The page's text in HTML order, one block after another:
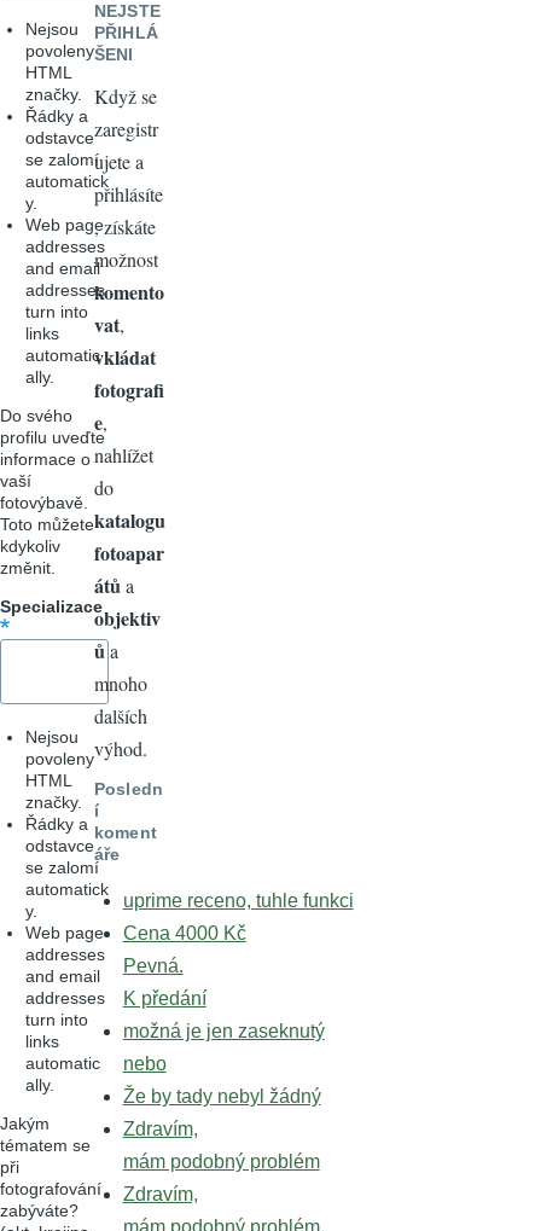
Nejsou
povoleny
HTML
značky.
Řádky a
odstavce
se zalomí
automatick
y.
Web page
addresses
and email
addresses
turn into
links
automatic
ally.
Do svého
profilu uveďte
informace o
vaší
fotovýbavě.
Toto můžete
kdykoliv
změnit.
Specializace
Nejsou
povoleny
HTML
značky.
Řádky a
odstavce
se zalomí
automatick
y.
Web page
addresses
and email
addresses
turn into
links
automatic
ally.
Jakým
tématem se
při
fotografování
zabýváte?
NEJSTE
PŘIHLÁ
ŠENI
Když se
zaregistr
ujete a
přihlásíte
, získáte
možnost
komento
vat,
vkládat
fotografi
e,
nahlížet
do
katalogu
fotoapar
átů a
objektiv
ůa
mnoho
dalších
výhod.
Posledn
í
koment
áře
uprime receno, tuhle funkci
Cena 4000 Kč
Pevná.
K předání
možná je jen zaseknutý
nebo
Že by tady nebyl žádný
Zdravím,
mám podobný problém
Zdravím,
mám podobný problém,